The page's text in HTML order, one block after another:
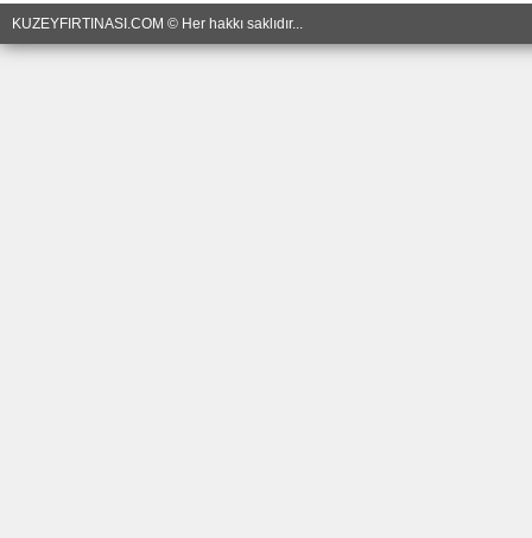
KUZEYFIRTINASI.COM © Her hakkı saklıdır...